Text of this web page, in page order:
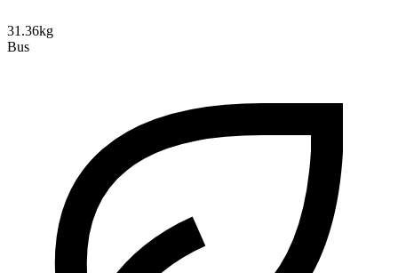
31.36kg
Bus